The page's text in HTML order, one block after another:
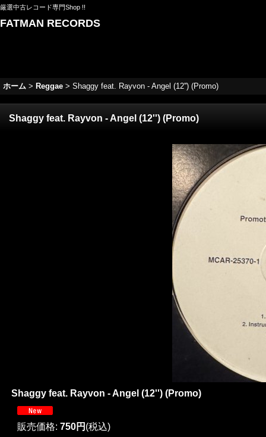
厳選中古レコード専門Shop !!
FATMAN RECORDS
ホーム > Reggae > Shaggy feat. Rayvon - Angel (12'') (Promo)
Shaggy feat. Rayvon - Angel (12'') (Promo)
Shaggy feat. Rayvon - Angel (12'') (Promo)
販売価格: 750円 (税込)